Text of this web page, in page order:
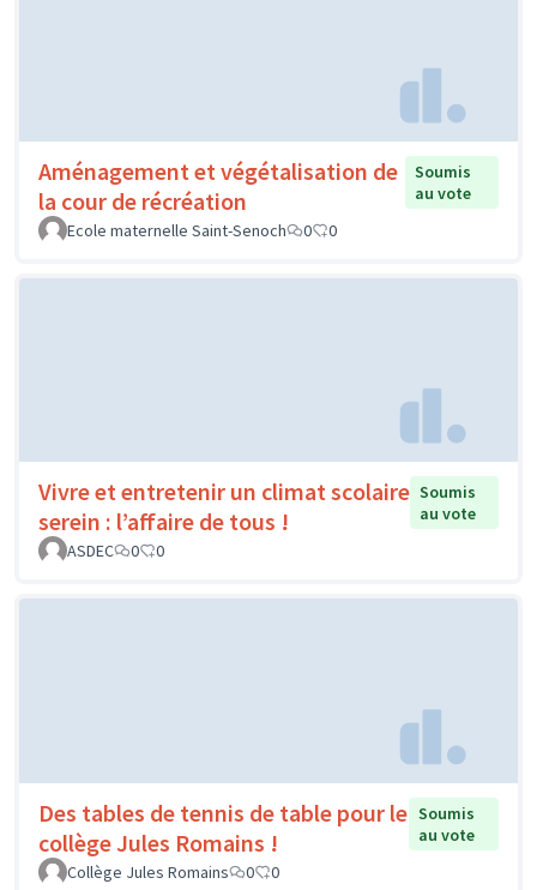
Aménagement et végétalisation de
la cour de récréation
Soumis
au vote
Ecole maternelle Saint-Senoch
0 0
Vivre et entretenir un climat scolaire
serein : l’affaire de tous !
Soumis
au vote
ASDEC
0 0
Des tables de tennis de table pour le
collège Jules Romains !
Soumis
au vote
Collège Jules Romains
0 0